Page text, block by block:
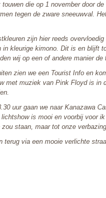
touwen die op 1 november door
tegen de zware sneeuwval.
zijn hier reeds
in kleurige kimono. Dit is en blijft
wij op een of andere manier
zien we een Tourist Info en
met muziek van Pink Floyd is in
uur gaan we naar Kanazawa
is mooi en voorbij voor
zou staan, maar tot onze
terug via een mooie verlichte